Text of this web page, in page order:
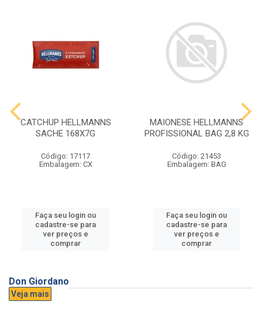
CATCHUP HELLMANNS
SACHE 168X7G
Código: 17117
Embalagem: CX
Faça seu login ou
cadastre-se para
ver preços e
comprar
MAIONESE HELLMANNS
PROFISSIONAL BAG 2,8 KG
Código: 21453
Embalagem: BAG
Faça seu login ou
cadastre-se para
ver preços e
comprar
Don Giordano
Veja mais